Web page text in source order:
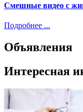
Смешные видео с
Подробнее ...
Объявления
Интересная